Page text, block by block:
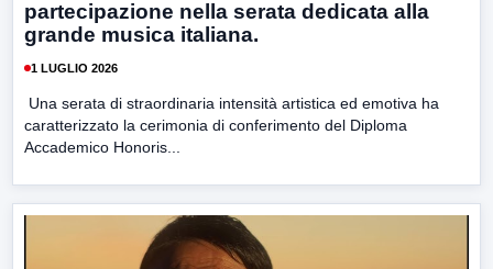
partecipazione nella serata dedicata alla
grande musica italiana.
1 LUGLIO 2026
Una serata di straordinaria intensità artistica ed emotiva ha
caratterizzato la cerimonia di conferimento del Diploma
Accademico Honoris...